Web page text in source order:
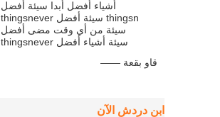
أشياء أفضل أبدا سيئة أفضل
thingsnever سيئة أفضل thingsn
سيئة من أي وقت مضى أفضل
thingsnever سيئة أشياء أفضل
—— قاو بقعة
ابن دردش الآن